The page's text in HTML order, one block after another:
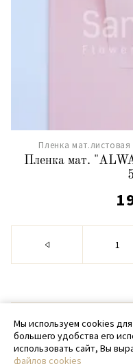
Пленка мат.листовая
Пленка мат.
©
+ 7
Мы используем cookies
большего удобства его
использовать сайт, Вы
файлов cookies